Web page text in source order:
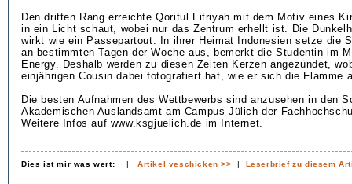
Den dritten Rang erreichte Qoritul Fitriyah mit dem Motiv eines
in ein Licht schaut, wobei nur das Zentrum erhellt ist. Die
wirkt wie ein Passepartout. In ihrer Heimat Indonesien setze die
an bestimmten Tagen der Woche aus, bemerkt die Studentin im
Energy. Deshalb werden zu diesen Zeiten Kerzen angezündet,
einjährigen Cousin dabei fotografiert hat, wie er sich die Flamme
Die besten Aufnahmen des Wettbewerbs sind anzusehen in den
Akademischen Auslandsamt am Campus Jülich der
Weitere Infos auf www.ksgjuelich.de im Internet.
Dies ist mir was wert: |Artikel veschicken >> | Leserbrief zu diesem